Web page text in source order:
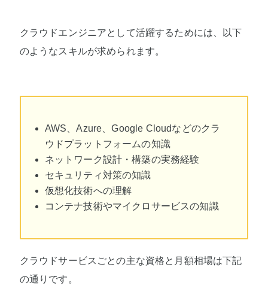
クラウドエンジニアとして活躍するためには、以下
のようなスキルが求められます。
AWS、Azure、Google Cloudなどのクラ
ウドプラットフォームの知識
ネットワーク設計・構築の実務経験
セキュリティ対策の知識
仮想化技術への理解
コンテナ技術やマイクロサービスの知識
クラウドサービスごとの主な資格と月額相場は下記
の通りです。